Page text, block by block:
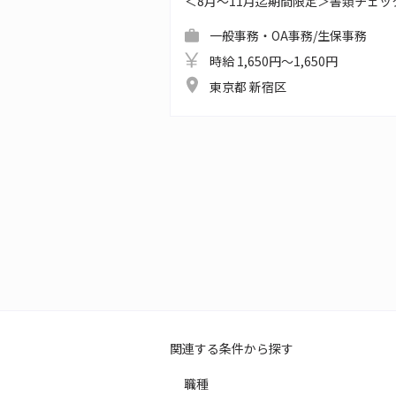
一般事務・OA事務/生保事務
時給 1,650円～1,650円
東京都 新宿区
関連する条件から探す
職種